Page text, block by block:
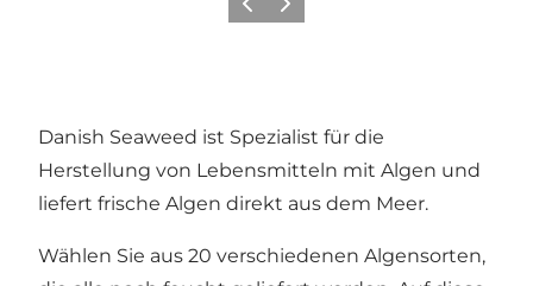
ZurückWeiter
Danish Seaweed ist Spezialist für die
Herstellung von Lebensmitteln mit Algen und
liefert frische Algen direkt aus dem Meer.
Wählen Sie aus 20 verschiedenen Algensorten,